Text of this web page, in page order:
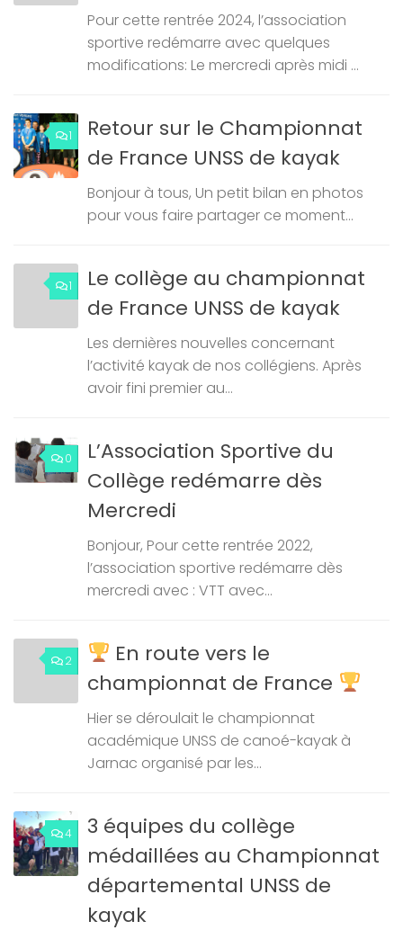
Pour cette rentrée 2024, l’association
sportive redémarre avec quelques
modifications: Le mercredi après midi ...
1
Retour sur le Championnat
de France UNSS de kayak
Bonjour à tous, Un petit bilan en photos
pour vous faire partager ce moment...
1
Le collège au championnat
de France UNSS de kayak
Les dernières nouvelles concernant
l’activité kayak de nos collégiens. Après
avoir fini premier au...
0
L’Association Sportive du
Collège redémarre dès
Mercredi
Bonjour, Pour cette rentrée 2022,
l’association sportive redémarre dès
mercredi avec : VTT avec...
2
En route vers le
championnat de France
Hier se déroulait le championnat
académique UNSS de canoé-kayak à
Jarnac organisé par les...
4
3 équipes du collège
médaillées au Championnat
départemental UNSS de
kayak